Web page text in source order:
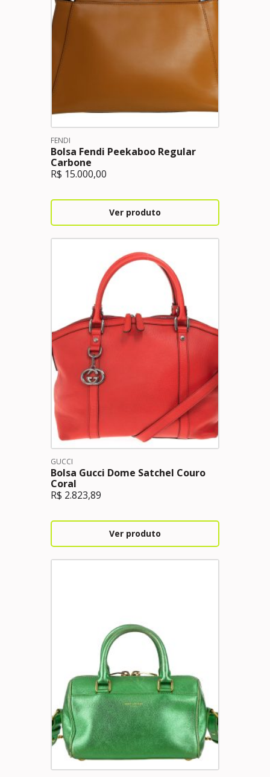
FENDI
Bolsa Fendi Peekaboo Regular
Carbone
R$ 15.000,00
Ver produto
GUCCI
Bolsa Gucci Dome Satchel Couro
Coral
R$ 2.823,89
Ver produto